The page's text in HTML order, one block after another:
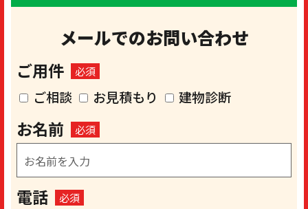
メールでのお問い合わせ
ご用件 必須
ご相談 お見積もり 建物診断
お名前 必須
電話 必須